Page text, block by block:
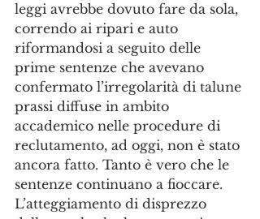
leggi avrebbe dovuto fare da sola,
correndo ai ripari e auto
riformandosi a seguito delle
prime sentenze che avevano
confermato l’irregolarità di talune
prassi diffuse in ambito
accademico nelle procedure di
reclutamento, ad oggi, non è stato
ancora fatto. Tanto è vero che le
sentenze continuano a fioccare.
L’atteggiamento di disprezzo